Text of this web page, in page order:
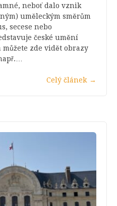
neboť dalo vznik
uměleckým směrům
secese nebo
české umění
můžete zde vidět obrazy
Celý článek →